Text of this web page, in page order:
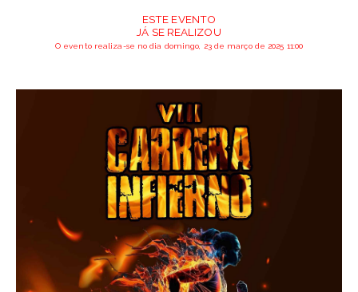
ESTE EVENTO
JÁ SE REALIZOU
O evento realiza-se no dia domingo, 23 de março de 2025 11:00